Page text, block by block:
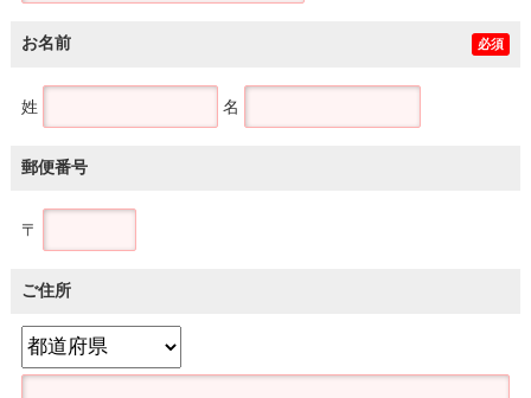
お名前 必須
姓 名
郵便番号
〒
ご住所